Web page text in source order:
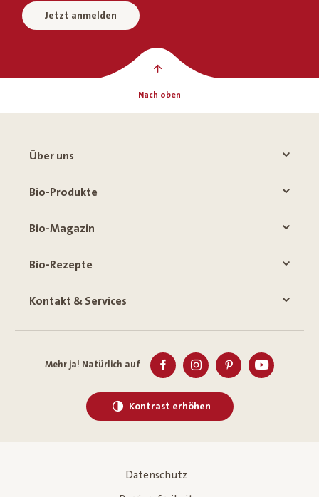
Jetzt anmelden
Nach oben
Über uns
Bio-Produkte
Bio-Magazin
Bio-Rezepte
Kontakt & Services
Mehr ja! Natürlich auf
Kontrast erhöhen
Datenschutz